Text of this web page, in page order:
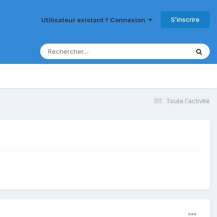
Utilisateur existant ? Connexion S’inscrire
Toute l’activité